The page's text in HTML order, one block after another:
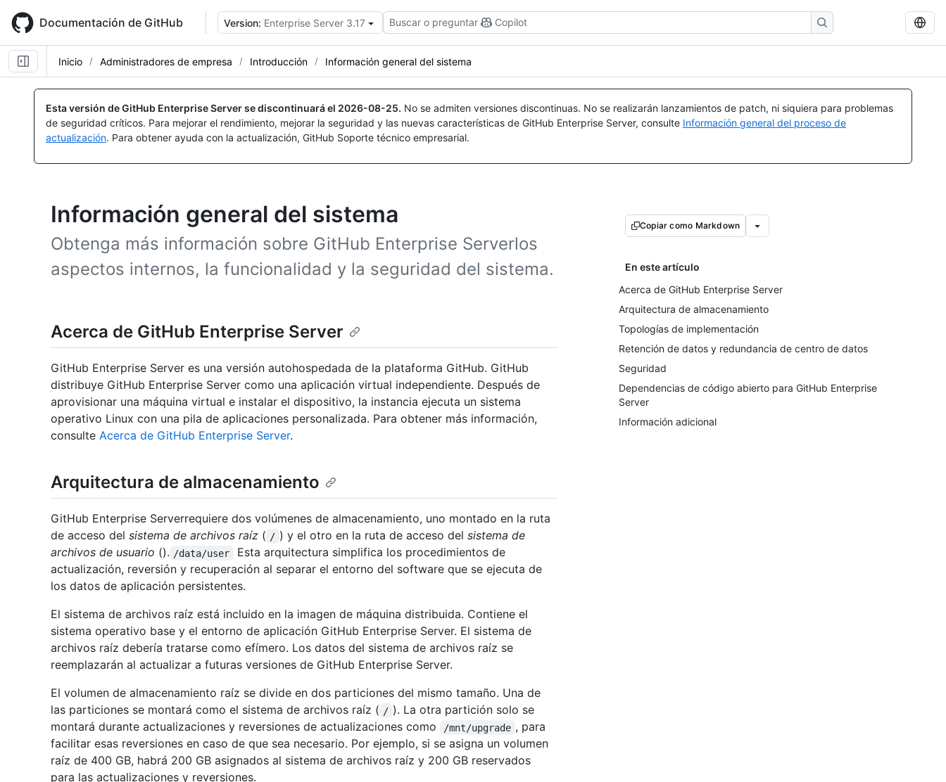
main
content
Documentación de GitHub Version: Enterprise Server 3.17 Buscar o preguntar Copilot
Inicio Administradores de empresa Introducción Información general del sistema
Esta versión de GitHub Enterprise Server se discontinuará el 2026-08-25. No se admiten versiones discontinuas. No se realizarán lanzamientos de patch, ni siquiera para problemas
de seguridad críticos. Para mejorar el rendimiento, mejorar la seguridad y las nuevas características de GitHub Enterprise Server, consulte Información general del proceso de
actualización. Para obtener ayuda con la actualización, GitHub Soporte técnico empresarial.
Información general del sistema
Obtenga más información sobre GitHub Enterprise Serverlos
aspectos internos, la funcionalidad y la seguridad del sistema.
Copiar como Markdown
En este artículo
Acerca de GitHub Enterprise Server
Arquitectura de almacenamiento
Topologías de implementación
Retención de datos y redundancia de centro de datos
Seguridad
Dependencias de código abierto para GitHub Enterprise
Server
Información adicional
Acerca de GitHub Enterprise Server
GitHub Enterprise Server es una versión autohospedada de la plataforma GitHub. GitHub
distribuye GitHub Enterprise Server como una aplicación virtual independiente. Después de
aprovisionar una máquina virtual e instalar el dispositivo, la instancia ejecuta un sistema
operativo Linux con una pila de aplicaciones personalizada. Para obtener más información,
consulte Acerca de GitHub Enterprise Server.
Arquitectura de almacenamiento
GitHub Enterprise Serverrequiere dos volúmenes de almacenamiento, uno montado en la ruta
de acceso del sistema de archivos raíz ( / ) y el otro en la ruta de acceso del sistema de
archivos de usuario (). /data/user
Esta arquitectura simplifica los procedimientos de
actualización, reversión y recuperación al separar el entorno del software que se ejecuta de
los datos de aplicación persistentes.
El sistema de archivos raíz está incluido en la imagen de máquina distribuida. Contiene el
sistema operativo base y el entorno de aplicación GitHub Enterprise Server. El sistema de
archivos raíz debería tratarse como efímero. Los datos del sistema de archivos raíz se
reemplazarán al actualizar a futuras versiones de GitHub Enterprise Server.
El volumen de almacenamiento raíz se divide en dos particiones del mismo tamaño. Una de
las particiones se montará como el sistema de archivos raíz ( / ). La otra partición solo se
montará durante actualizaciones y reversiones de actualizaciones como
/mnt/upgrade , para
facilitar esas reversiones en caso de que sea necesario. Por ejemplo, si se asigna un volumen
raíz de 400 GB, habrá 200 GB asignados al sistema de archivos raíz y 200 GB reservados
para las actualizaciones y reversiones.